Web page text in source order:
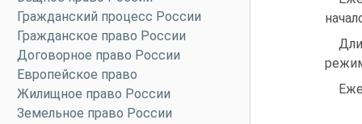
Гражданский процесс России
Гражданское право России
Договорное право России
Европейское право
Жилищное право России
Земельное право России